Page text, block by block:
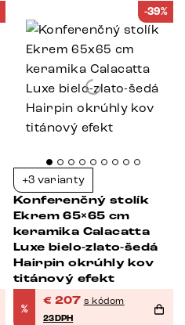
-39%
+3 varianty
Konferenčný stolík
Ekrem 65×65 cm
keramika Calacatta
Luxe bielo-zlato-šedá
Hairpin okrúhly kov
titánový efekt
%
€ 207 s kódom
23DPH